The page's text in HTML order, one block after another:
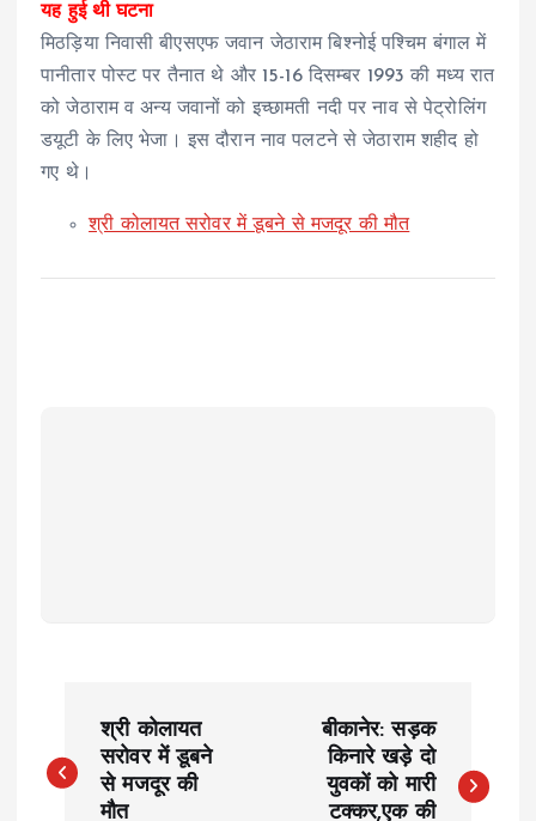
यह हुई थी घटना
मिठड़िया निवासी बीएसएफ जवान जेठाराम बिश्नोई पश्चिम बंगाल में
पानीतार पोस्ट पर तैनात थे और 15-16 दिसम्बर 1993 की मध्य रात
को जेठाराम व अन्य जवानों को इच्छामती नदी पर नाव से पेट्रोलिंग
डयूटी के लिए भेजा। इस दौरान नाव पलटने से जेठाराम शहीद हो
गए थे।
श्री कोलायत सरोवर में डूबने से मजदूर की मौत
o
श्री कोलायत
सरोवर में डूबने
से मजदूर की
मौत
बीकानेर: सड़क
किनारे खड़े दो
युवकों को मारी
टक्कर,एक की